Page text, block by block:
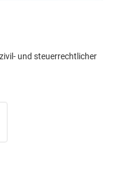
und steuerrechtlicher